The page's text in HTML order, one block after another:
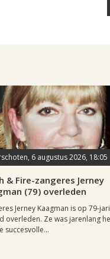
6 augustus 2026, 18:05
& Fire-zangeres Jerney
(79) overleden
Jerney Kaagman is op 79-
overleden. Ze was jarenlang
succesvolle...